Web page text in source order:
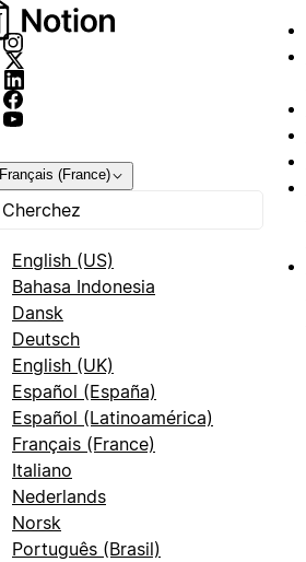
Français (France)
English (US)
Bahasa Indonesia
Dansk
Deutsch
English (UK)
Español (España)
Español (Latinoamérica)
Français (France)
Italiano
Nederlands
Norsk
Português (Brasil)